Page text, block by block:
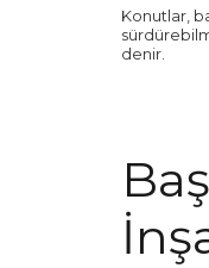
Konutlar,
denir.